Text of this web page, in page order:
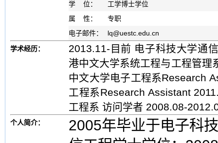
学 位：
工学博士学位
属 性：
专职
电子邮件：
lq@uestc.edu.cn
学术经历：
2013.11-目前 电子科技大学通
港中文大学系统工程与工程管
中文大学电子工程系Research
工程系Research Assistant
工程系 访问学者 2008.08-
个人简介：
2005年毕业于电子科